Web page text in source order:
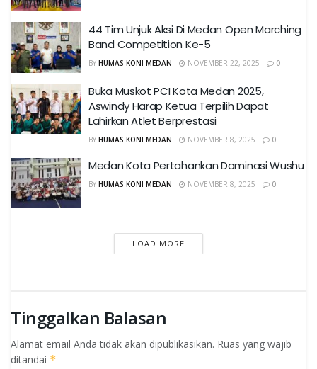
44 Tim Unjuk Aksi Di Medan Open Marching
Band Competition Ke-5
BY HUMAS KONI MEDAN NOVEMBER 22, 2025 0
Buka Muskot PCI Kota Medan 2025,
Aswindy Harap Ketua Terpilih Dapat
Lahirkan Atlet Berprestasi
BY HUMAS KONI MEDAN NOVEMBER 8, 2025 0
Medan Kota Pertahankan Dominasi Wushu
BY HUMAS KONI MEDAN NOVEMBER 8, 2025 0
LOAD MORE
Tinggalkan Balasan
Alamat email Anda tidak akan dipublikasikan. Ruas yang wajib
ditandai *